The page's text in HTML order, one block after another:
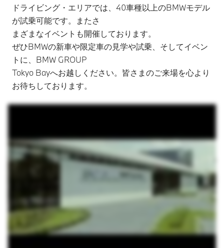
ドライビング・エリアでは、40車種以上のBMWモデル
が試乗可能です。またさ
まざまなイベントも開催しております。
ぜひBMWの新車や限定車の見学や試乗、そしてイベン
トに、BMW GROUP
Tokyo Bayへお越しください。皆さまのご来場を心より
お待ちしております。